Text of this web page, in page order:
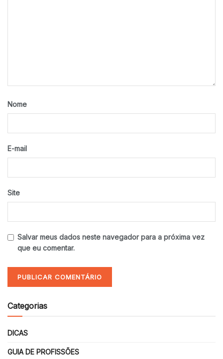
Nome
E-mail
Site
Salvar meus dados neste navegador para a próxima vez
que eu comentar.
Categorias
DICAS
GUIA DE PROFISSÕES